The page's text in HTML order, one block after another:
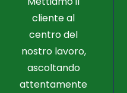
cliente al
centro del
nostro lavoro,
ascoltando
attentamente